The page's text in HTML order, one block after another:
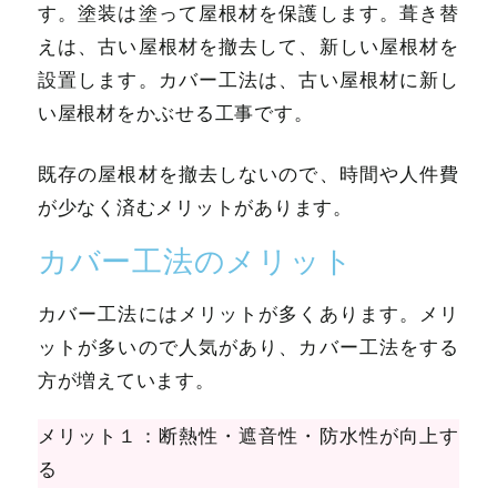
す。塗装は塗って屋根材を保護します。葺き替
えは、古い屋根材を撤去して、新しい屋根材を
設置します。カバー工法は、古い屋根材に新し
い屋根材をかぶせる工事です。
既存の屋根材を撤去しないので、時間や人件費
が少なく済むメリットがあります。
カバー工法のメリット
カバー工法にはメリットが多くあります。メリ
ットが多いので人気があり、カバー工法をする
方が増えています。
メリット１：断熱性・遮音性・防水性が向上す
る